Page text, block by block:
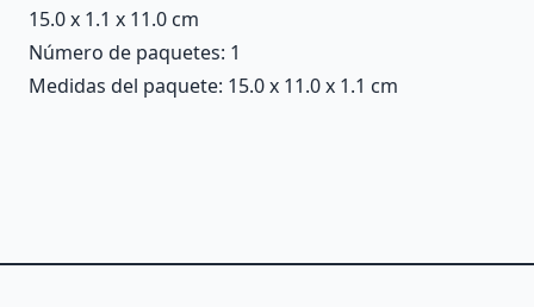
15.0 x 1.1 x 11.0 cm
Número de paquetes: 1
Medidas del paquete: 15.0 x 11.0 x 1.1 cm